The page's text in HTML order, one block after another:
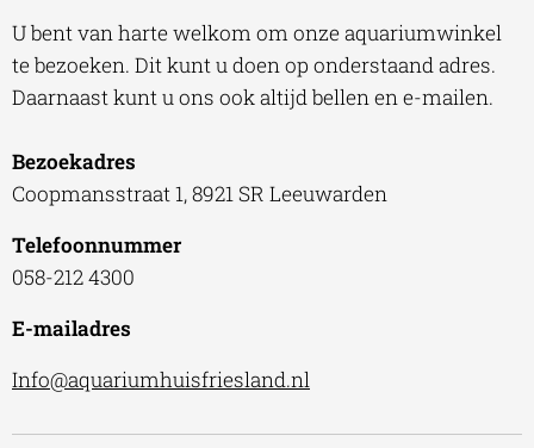
U bent van harte welkom om onze aquariumwinkel
te bezoeken. Dit kunt u doen op onderstaand adres.
Daarnaast kunt u ons ook altijd bellen en e-mailen.
Bezoekadres
Coopmansstraat 1, 8921 SR Leeuwarden
Telefoonnummer
058-212 4300
E-mailadres
Info@aquariumhuisfriesland.nl